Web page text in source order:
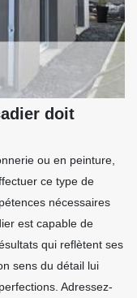
doit
ou en peinture,
ce type de
nécessaires
est capable de
qui reflètent ses
sens du détail lui
Adressez-